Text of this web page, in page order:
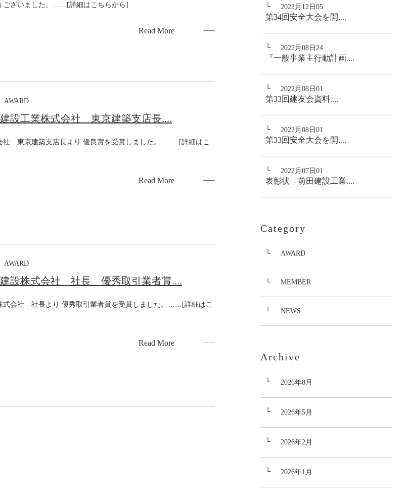
ございました。……[詳細はこちらから]
Read More
AWARD
設工業株式会社 東京建築支店長....
社 東京建築支店長より 優良賞を受賞しました。 ……[詳細はこ
Read More
AWARD
設株式会社 社長 優秀取引業者賞....
会社 社長より 優秀取引業者賞を受賞しました。……[詳細はこ
Read More
2022月12日05
第34回安全大会を開....
2022月08日24
『一般事業主行動計画....
2022月08日01
第33回建友会資料....
2022月08日01
第33回安全大会を開....
2022月07日01
表彰状 前田建設工業....
Category
AWARD
MEMBER
NEWS
Archive
2026年8月
2026年5月
2026年2月
2026年1月